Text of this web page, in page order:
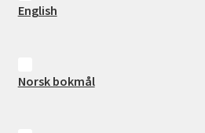
English
Norsk bokmål